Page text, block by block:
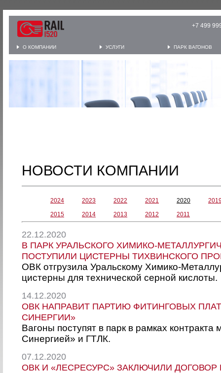
+7 499
О КОМПАНИИ УСЛУГИ ПАРК ВАГОНОВ
НОВОСТИ КОМПАНИИ
2024 2023 2022 2021 2020
2015
2014 2013 2012 2011
22.12.2020
В ПАРК УРАЛЬСКОГО ХИМИКО-
ПОСТУПИЛИ ЦИСТЕРНЫ ТИХВИНСКОГО
ОВК отгрузила Уральскому Химико-
цистерны для технической серной кислоты.
14.12.2020
ОВК НАПРАВИТ ПАРТИЮ ФИТИНГОВЫХ
СИНЕРГИИ»
Вагоны поступят в парк в рамках
Синергией» и ГТЛК.
07.12.2020
ОВК И «ЛЕСРЕСУРС» ЗАКЛЮЧИЛИ